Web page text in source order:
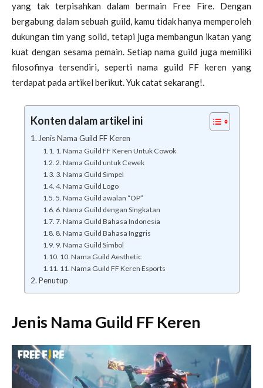
yang tak terpisahkan dalam bermain Free Fire. Dengan
bergabung dalam sebuah guild, kamu tidak hanya memperoleh
dukungan tim yang solid, tetapi juga membangun ikatan yang
kuat dengan sesama pemain. Setiap nama guild juga memiliki
filosofinya tersendiri, seperti nama guild FF keren yang
terdapat pada artikel berikut. Yuk catat sekarang!.
Konten dalam artikel ini
Jenis Nama Guild FF Keren
1. Nama Guild FF Keren Untuk Cowok
2. Nama Guild untuk Cewek
3. Nama Guild Simpel
4. Nama Guild Logo
5. Nama Guild awalan “OP”
6. Nama Guild dengan Singkatan
7. Nama Guild Bahasa Indonesia
8. Nama Guild Bahasa Inggris
9. Nama Guild Simbol
10. Nama Guild Aesthetic
11. Nama Guild FF Keren Esports
Penutup
Jenis Nama Guild FF Keren